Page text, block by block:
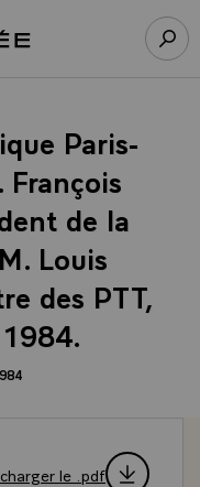
l’accueil Élysée
Paris-
de la
Louis
des PTT,
le .pdf